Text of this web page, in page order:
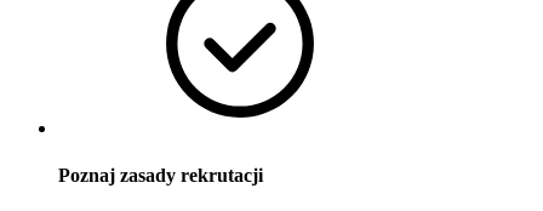
Poznaj zasady rekrutacji